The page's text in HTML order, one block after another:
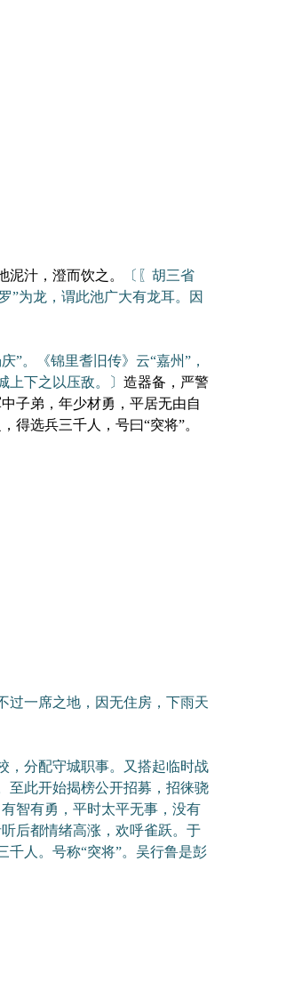
汁，澄而饮之。
〔〖胡三省
”为龙，谓此池广大有龙耳。因
”。《锦里耆旧传》云“嘉州”，
上下之以压敌。〕 造器备，严警
子弟，年少材勇，平居无由自
得选兵三千人，号曰“突将”。
一席之地，因无住房，下雨天
分配守城职事。又搭起临时战
至此开始揭榜公开招募，招徕骁
智有勇，平时太平无事，没有
后都情绪高涨，欢呼雀跃。于
千人。号称“突将”。吴行鲁是彭